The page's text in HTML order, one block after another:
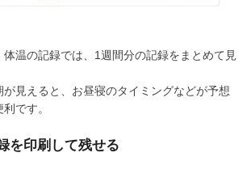
温の記録では、1週間分の記録をまとめて見
が見えると、お昼寝のタイミングなどが予想
です。
を印刷して残せる